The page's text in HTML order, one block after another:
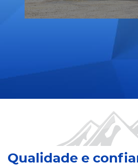
Qualidade e